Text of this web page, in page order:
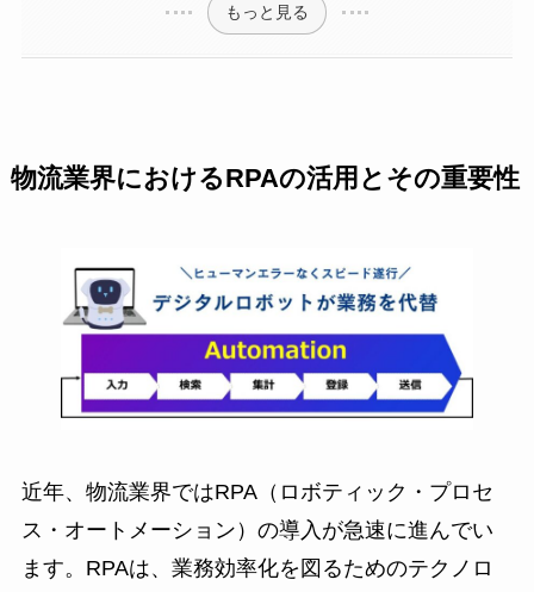
もっと見る
物流業界におけるRPAの活用とその重要性
近年、物流業界ではRPA（ロボティック・プロセ
ス・オートメーション）の導入が急速に進んでい
ます。RPAは、業務効率化を図るためのテクノロ